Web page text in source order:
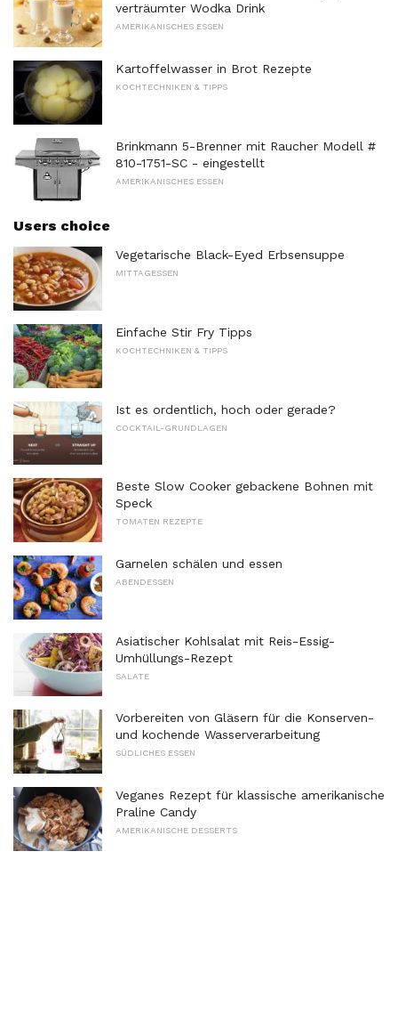
verträumter Wodka Drink
AMERIKANISCHES ESSEN
Kartoffelwasser in Brot Rezepte
KOCHTECHNIKEN & TIPPS
Brinkmann 5-Brenner mit Raucher Modell #
810-1751-SC - eingestellt
AMERIKANISCHES ESSEN
Users choice
Vegetarische Black-Eyed Erbsensuppe
MITTAGESSEN
Einfache Stir Fry Tipps
KOCHTECHNIKEN & TIPPS
Ist es ordentlich, hoch oder gerade?
COCKTAIL-GRUNDLAGEN
Beste Slow Cooker gebackene Bohnen mit
Speck
TOMATEN REZEPTE
Garnelen schälen und essen
ABENDESSEN
Asiatischer Kohlsalat mit Reis-Essig-
Umhüllungs-Rezept
SALATE
Vorbereiten von Gläsern für die Konserven-
und kochende Wasserverarbeitung
SÜDLICHES ESSEN
Veganes Rezept für klassische amerikanische
Praline Candy
AMERIKANISCHE DESSERTS